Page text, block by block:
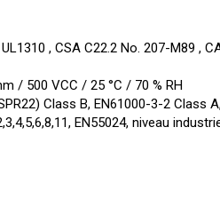
, CSA C22.2 No. 207-M89 ,
/ 500 VCC / 25 °C / 70 % RH
Class B, EN61000-3-2 Class
EN55024, niveau